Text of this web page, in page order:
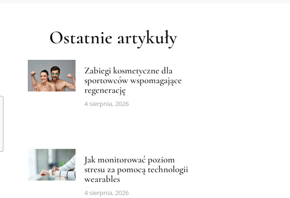
Ostatnie artykuły
Zabiegi kosmetyczne dla
sportowców wspomagające
regenerację
4 sierpnia, 2026
Jak monitorować poziom
stresu za pomocą technologii
wearables
4 sierpnia, 2026